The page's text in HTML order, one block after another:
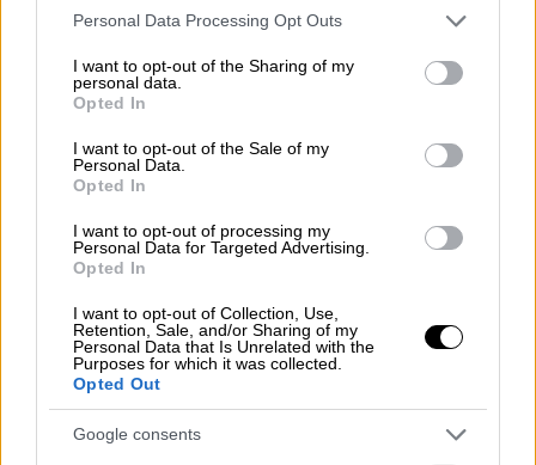
Please note that this website/app uses one or more Google
not limited to your visit or usage behaviour. You may click to
grant or deny consent to Google and its third-party tags to
use your data for below specified purposes in below Google
consent section.
Personal Data Processing Opt Outs
I want to opt-out of the Sharing of my
personal data.
Opted In
I want to opt-out of the Sale of my
Personal Data.
Opted In
I want to opt-out of processing my
Personal Data for Targeted Advertising.
Opted In
I want to opt-out of Collection, Use,
Retention, Sale, and/or Sharing of my
Personal Data that Is Unrelated with the
Purposes for which it was collected.
Opted Out
Google consents
Ελλάδα|17.04.2024 21:20
Νέες ταυτότητες: Όσα πρέπει να
γνωρίζετε για την έκδοση
Πως θα κλείσετε ραντεβού στην πλατφόρμα
id.gov.gr